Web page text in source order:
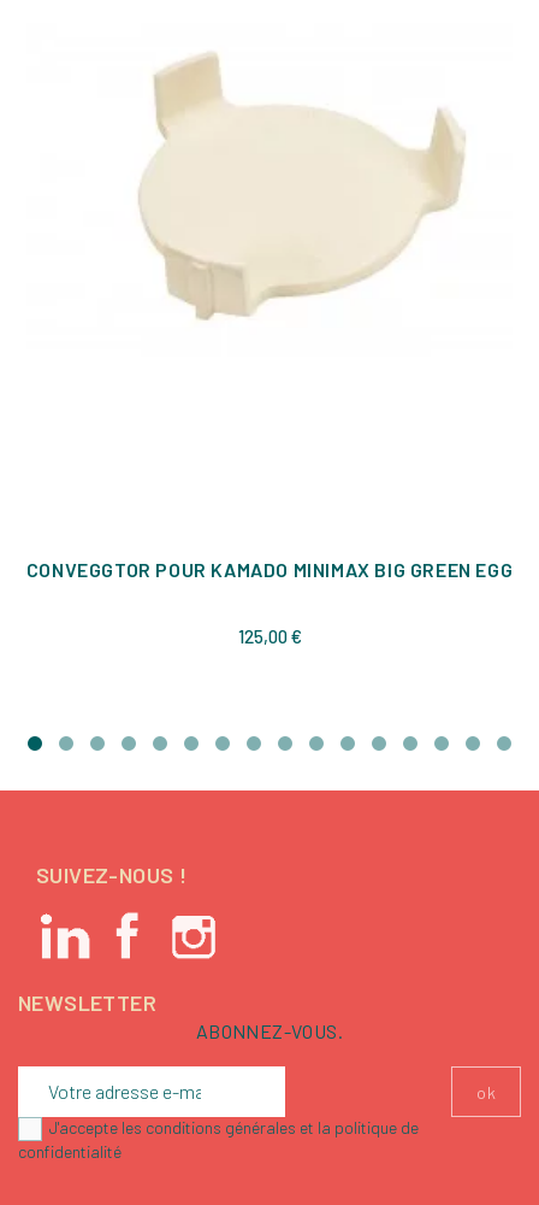
CONVEGGTOR POUR KAMADO MINIMAX BIG GREEN EGG
125,00 €Prix
SUIVEZ-NOUS !
NEWSLETTER
ABONNEZ-VOUS.
J'accepte les conditions générales et la politique de
confidentialité